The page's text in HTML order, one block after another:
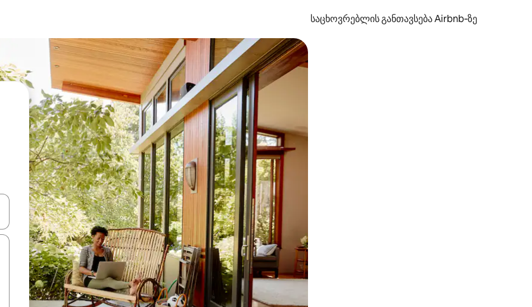
საცხოვრებლის განთავსება Airbnb‑ზე
გამოიყენეთ კლავიშები ზემოთ/ქვემოთ მიმართული ისრებით ან შეხებისა თუ თითის გასმის ჟესტები.